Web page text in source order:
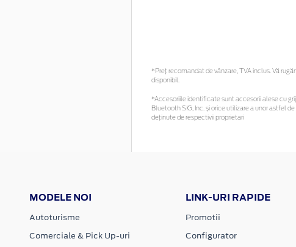
*Preţ recomandat de vânzare, TVA inclus. Vă
disponibil.
*Accesoriile identificate sunt accesorii alese cu
Bluetooth SIG, Inc. și orice utilizare a unor astfel
deținute de respectivii proprietari
MODELE NOI
Autoturisme
Comerciale & Pick Up-uri
LINK-URI RAPIDE
Promotii
Configurator